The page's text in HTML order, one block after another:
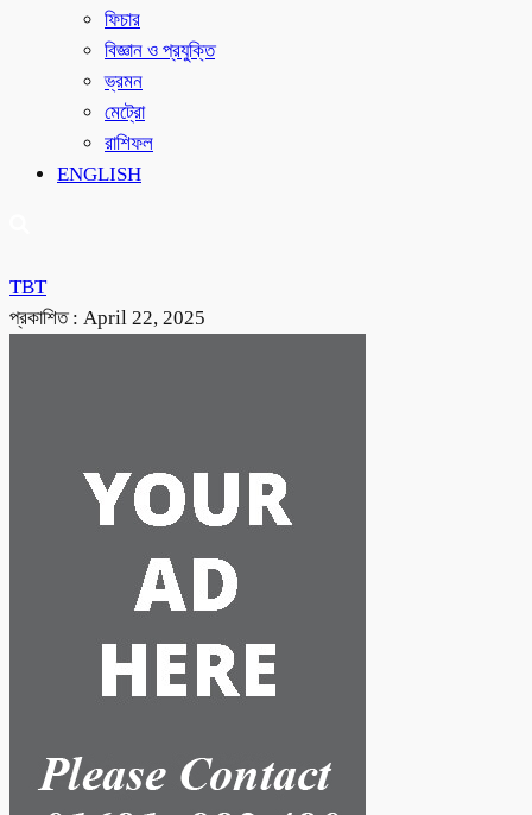
ফিচার
বিজ্ঞান ও প্রযুক্তি
ভ্রমন
মেট্রো
রাশিফল
ENGLISH
TBT
প্রকাশিত : April 22, 2025